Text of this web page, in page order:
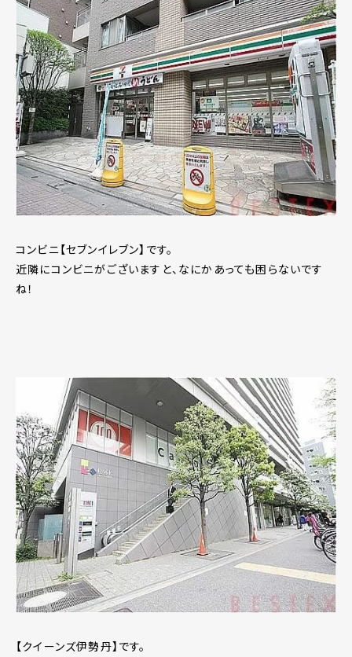
コンビニ【セブンイレブン】です。
近隣にコンビニがございますと、なにかあっても困らないです
ね！
【クイーンズ伊勢丹】です。